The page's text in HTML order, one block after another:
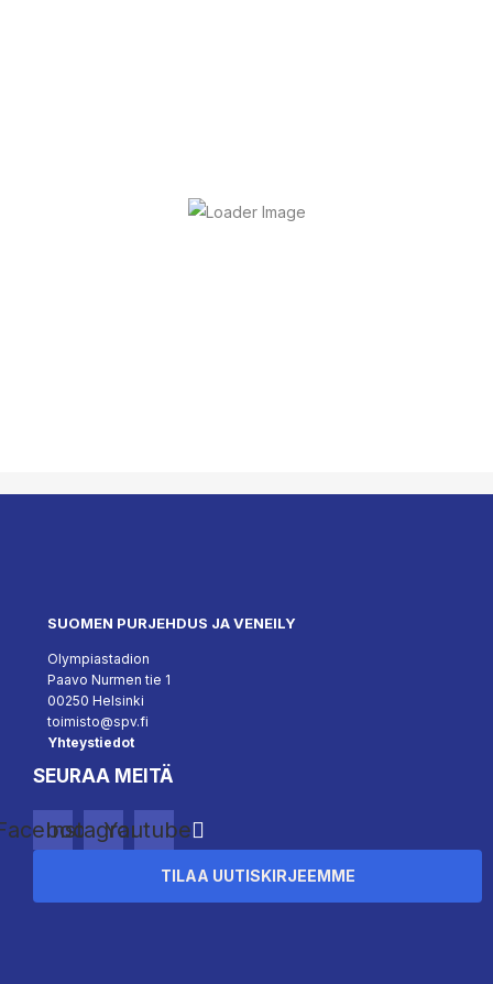
SUOMEN PURJEHDUS JA VENEILY
Olympiastadion
Paavo Nurmen tie 1
00250 Helsinki
toimisto@spv.fi
Yhteystiedot
SEURAA MEITÄ
InstagramYoutube
TILAA UUTISKIRJEEMME